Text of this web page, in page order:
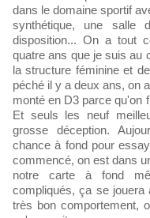
dans le domaine sportif
synthétique, une salle
disposition... On a tout
quatre ans que je suis au
la structure féminine et
péché il y a deux ans, on
monté en D3 parce qu'on
Et seuls les neuf
grosse déception.
chance à fond pour
commencé, on est dans
notre carte à fond
compliqués, ça se
très bon comportement,